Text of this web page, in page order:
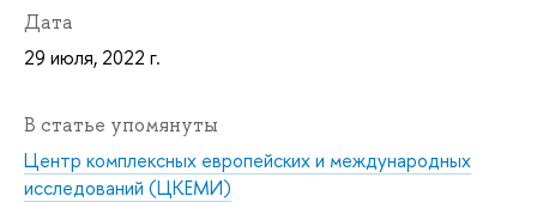
Дата
29 июля, 2022 г.
В статье упомянуты
Центр комплексных европейских и международных
исследований (ЦКЕМИ)